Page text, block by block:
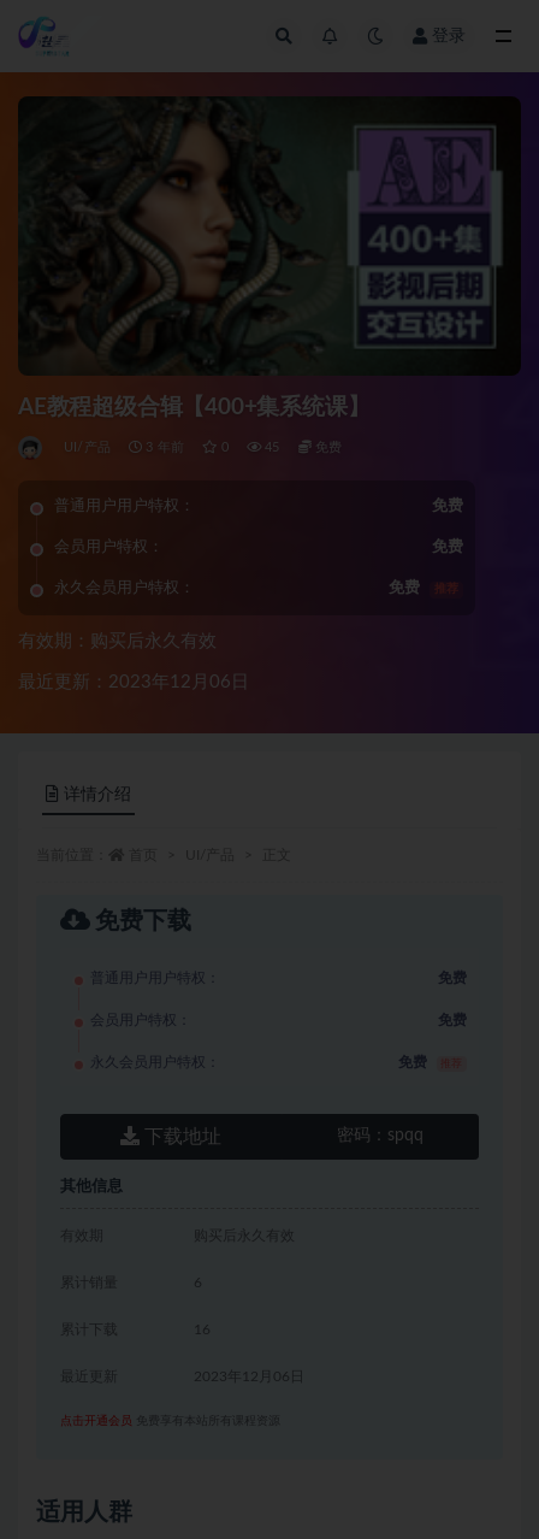
登录
AE教程超级合辑【400+集系统课】
UI/产品 3 年前 0 45 免费
普通用户用户特权： 免费
会员用户特权： 免费
永久会员用户特权： 免费 推荐
有效期：购买后永久有效
最近更新：2023年12月06日
详情介绍
免费下载
普通用户用户特权： 免费
会员用户特权： 免费
永久会员用户特权： 免费
下载地址 密码： spqq
其他信息
有效期 购买后永久有效
累计销量 6
累计下载 16
2023年12月06日
点击开通会员 免费享有本站所有课程资源
适用人群